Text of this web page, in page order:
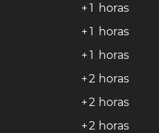
+ 1 horas
+ 1 horas
+ 1 horas
+2 horas
+2 horas
+2 horas